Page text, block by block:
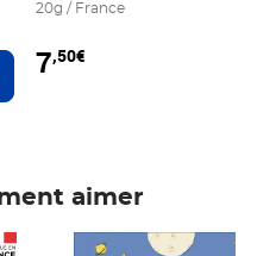
au panier
20g / France
7,50€
aimer
Prix 7,50€